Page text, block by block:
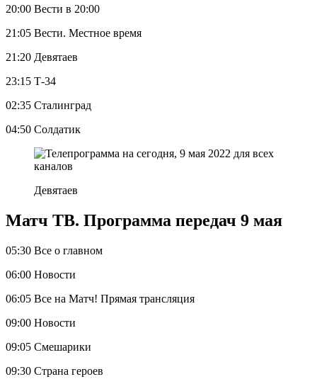
20:00 Вести в 20:00
21:05 Вести. Местное время
21:20 Девятаев
23:15 Т-34
02:35 Сталинград
04:50 Солдатик
Девятаев
Матч ТВ. Программа передач 9 мая
05:30 Все о главном
06:00 Новости
06:05 Все на Матч! Прямая трансляция
09:00 Новости
09:05 Смешарики
09:30 Страна героев